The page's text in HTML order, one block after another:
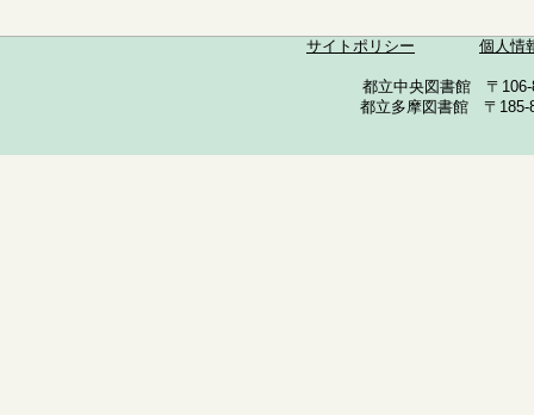
サイトポリシー 個人情
都立中央図書館 〒
都立多摩図書館 〒185-